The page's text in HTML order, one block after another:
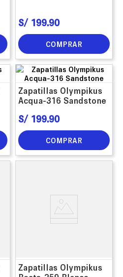
S/ 199.90
COMPRAR
Zapatillas Olympikus
Acqua-316 Sandstone
S/ 199.90
COMPRAR
Zapatillas Olympikus